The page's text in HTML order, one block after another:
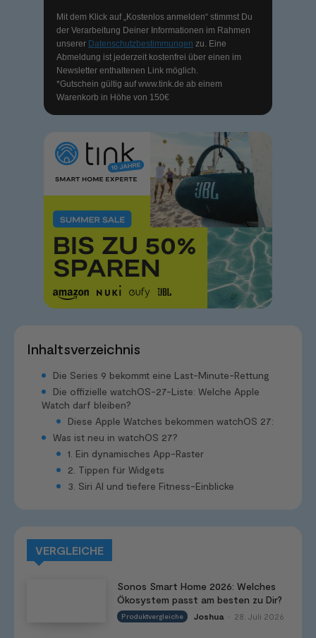
Mit dem Klick auf „Kostenlos anmelden“ stimmst Du
der Verarbeitung Deiner Informationen im Rahmen
unserer Datenschutzbestimmungen zu. Eine
Abmeldung ist jederzeit kostenfrei über einen im
Newsletter enthaltenen Link möglich.
*Gutschein gültig aufwww.tink.de ab einem
Warenkorb in Höhe von 150€
Inhaltsverzeichnis
Die Series 9 bekommt eine Last-Minute-Rettung
Die offizielle watchOS-27-Liste: Welche Apple
Watch darf bleiben?
Diese Apple Watches bekommen watchOS 27:
Was ist neu in watchOS 27?
1. Ein dynamisches App-Raster
2. Tippen für Widgets
3. Siri AI und tiefere Fitness-Einblicke
VERGLEICHE
Sonos Smart Home 2026: Welches
Ökosystem passt am besten zu Dir?
Produktvergleiche Joshua 28. Juli 2026